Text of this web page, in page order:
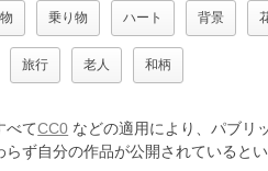
乗り物 ハート 背景
旅行 老人 和柄
べてCC0 などの適用により、パブリ
ず自分の作品が公開されているとい